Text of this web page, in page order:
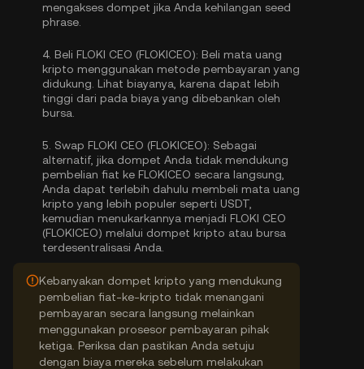
mengakses dompet jika Anda kehilangan seed
phrase.
4. Beli FLOKI CEO (FLOKICEO): Beli mata uang
kripto menggunakan metode pembayaran yang
didukung. Lihat biayanya, karena dapat lebih
tinggi dari pada biaya yang dibebankan oleh
bursa.
5. Swap FLOKI CEO (FLOKICEO): Sebagai
alternatif, jika dompet Anda tidak mendukung
pembelian fiat ke FLOKICEO secara langsung,
Anda dapat terlebih dahulu membeli mata uang
kripto yang lebih populer seperti USDT,
kemudian menukarkannya menjadi FLOKI CEO
(FLOKICEO) melalui dompet kripto atau bursa
terdesentralisasi Anda.
Kebanyakan dompet kripto yang mendukung
pembelian fiat-ke-kripto tidak menangani
pembayaran secara langsung melainkan
menggunakan prosesor pembayaran pihak
ketiga. Periksa dan pastikan Anda setuju
dengan biaya mereka sebelum melakukan